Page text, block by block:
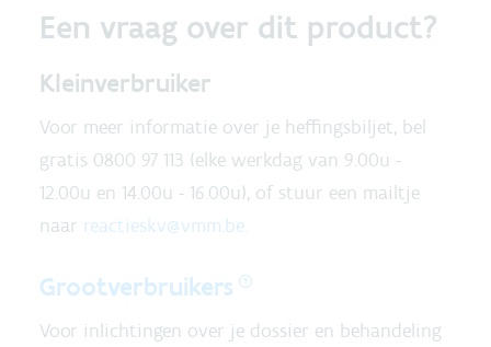
Een vraag over dit product?
Kleinverbruiker
Voor meer informatie over je heffingsbiljet, bel
gratis 0800 97 113 (elke werkdag van 9.00u -
12.00u en 14.00u - 16.00u), of stuur een mailtje
naar reactieskv@vmm.be.
Grootverbruikers
Voor inlichtingen over je dossier en behandeling